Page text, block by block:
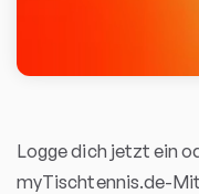
Logge dich jetzt ein
myTischtennis.de-